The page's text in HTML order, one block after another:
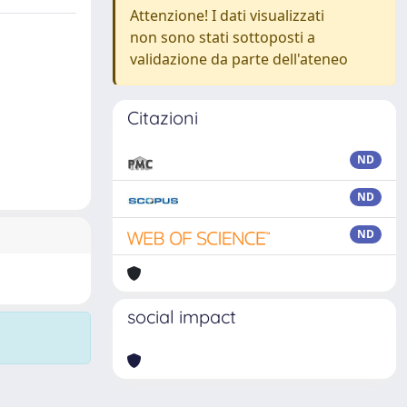
Attenzione! I dati visualizzati
non sono stati sottoposti a
validazione da parte dell'ateneo
Citazioni
ND
ND
ND
social impact